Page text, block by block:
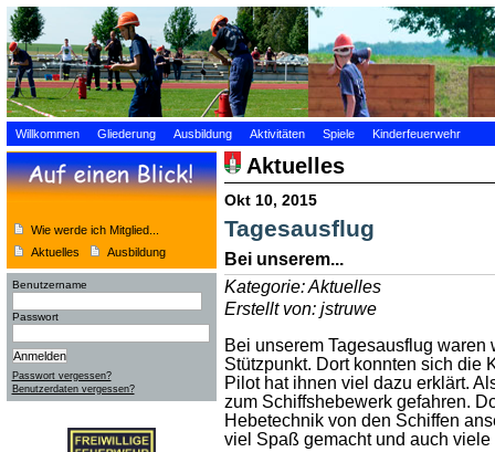
Willkommen Gliederung Ausbildung Aktivitäten Spiele Kinderfeuerwehr
Wie werde ich Mitglied...
Aktuelles
Ausbildung
Benutzername
Passwort
Passwort vergessen?
Benutzerdaten vergessen?
Aktuelles
Okt 10, 2015
Tagesausflug
Bei unserem...
Kategorie: Aktuelles
Erstellt von: jstruwe
Bei unserem Tagesausflug
Stützpunkt. Dort konnten sich die
Pilot hat ihnen viel dazu erklärt.
zum Schiffshebewerk gefahren.
Hebetechnik von den Schiffen
viel Spaß gemacht und auch